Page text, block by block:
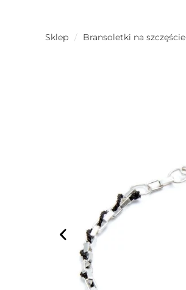
Sklep / Bransoletki na szczęście